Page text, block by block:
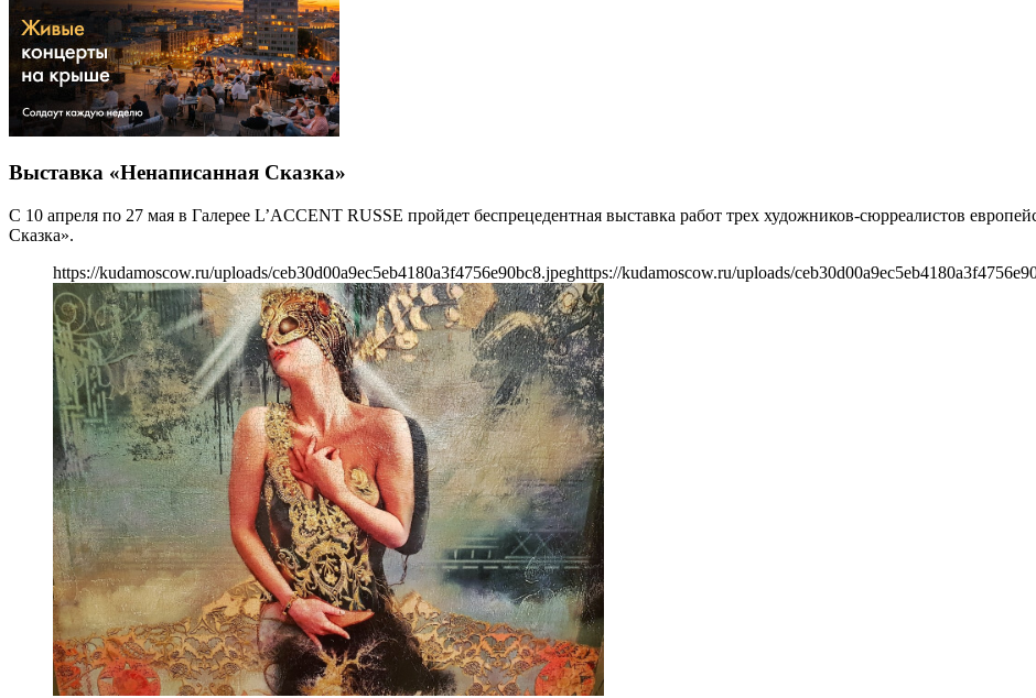
Выставка «Ненаписанная Сказка»
С 10 апреля по 27 мая в Галерее L’ACCENT RUSSE пройдет беспрецедентная выставка работ трех художников-сюрреалистов
Сказка».
https://kudamoscow.ru/uploads/ceb30d00a9ec5eb4180a3f4756e90bc8.jpeghttps://kudamoscow.ru/uploads/